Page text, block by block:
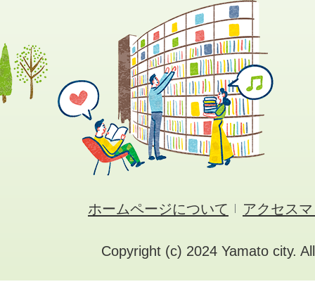
ホームページについて アクセス
Copyright (c) 2024 Yamato city.